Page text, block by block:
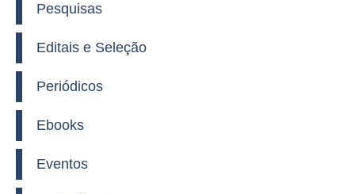
Pesquisas
Editais e Seleção
Periódicos
Ebooks
Eventos